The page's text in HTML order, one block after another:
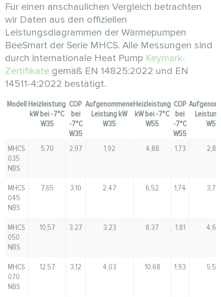
Für einen anschaulichen Vergleich betrachten
wir Daten aus den offiziellen
Leistungsdiagrammen der Wärmepumpen
BeeSmart der Serie MHCS. Alle Messungen sind
durch internationale Heat Pump Keymark-
Zertifikate gemäß EN 14825:2022 und EN
14511-4:2022 bestätigt.
ModellHeizleistung
kW bei -7°C
W35
COP
bei
-7°C
W35
Aufgenommene
Leistung kW
W35
Heizleistung
kW bei -7°C
W55
COP
bei
-7°C
W55
W55
MHCS
035
NBS
5,70 2,97 1,92 4,88 1,73 2,82
MHCS
045
NBS
7,65 3,10 2,47 6,52 1,74 3,75
MHCS
050
NBS
10,57 3,27 3,23 8,37 1,81 4,62
MHCS
070
NBS
12,57 3,12 4,03 10,68 1,93 5,53